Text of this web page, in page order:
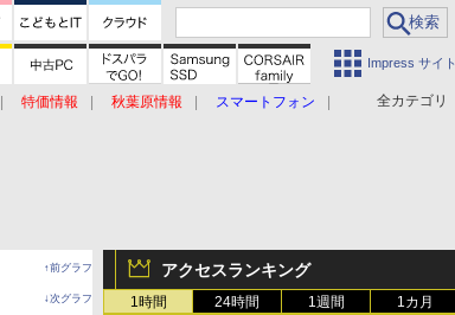
Impress サイト
全カテゴリ
特価情報 秋葉原情報
スマートフォン
アクセスランキング
1時間 24時間 1週間 1カ月
↑前グラフ
↓次グラフ